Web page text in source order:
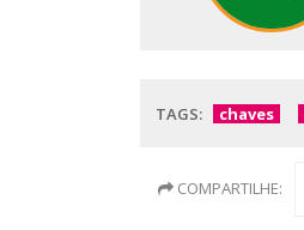
TAGS: chaves
COMPARTILHE: